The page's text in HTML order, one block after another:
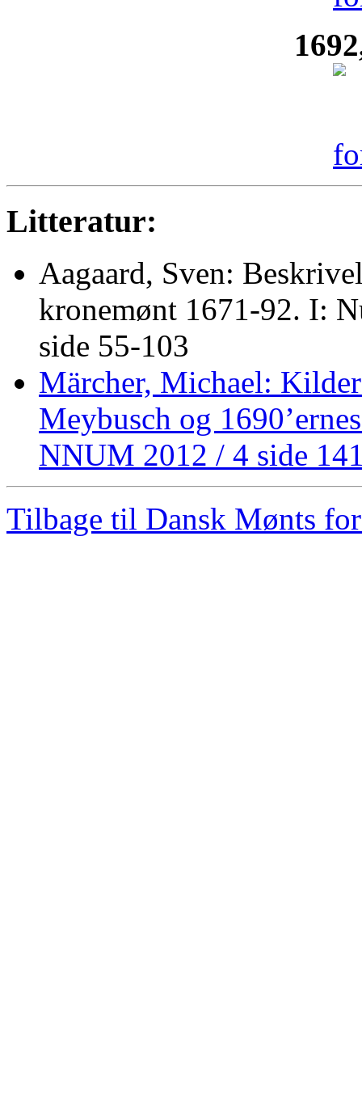
Litteratur:
Aagaard, Sven:
kronemønt 1671-92. I:
side 55-103
Märcher, Michael:
Meybusch og
NNUM 2012 / 4 side
Tilbage til Dansk Mønts